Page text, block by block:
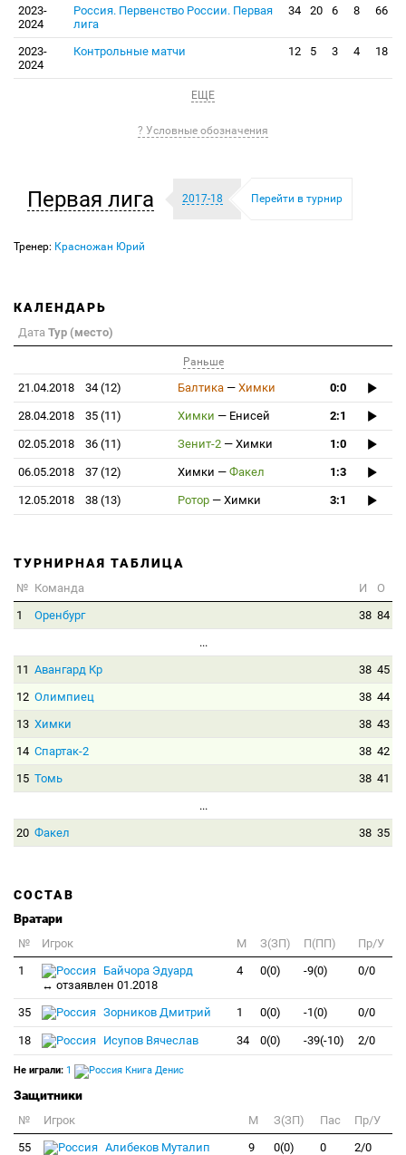
2023-
2024
Россия. Первенство России. Первая
лига
34 20 6 8 66
2023-
2024
Контрольные матчи 12 5 3 4 18
ЕЩЕ
? Условные обозначения
Первая лига 2017-18 Перейти в турнир
Тренер: Красножан Юрий
КАЛЕНДАРЬ
Дата Тур (место)
Раньше
21.04.2018 34 (12) Балтика — Химки 0:0
28.04.2018 35 (11) Химки — Енисей 2:1
02.05.2018 36 (11) Зенит-2 — Химки 1:0
06.05.2018 37 (12) Химки — Факел 1:3
12.05.2018 38 (13) Ротор — Химки 3:1
ТУРНИРНАЯ ТАБЛИЦА
№ Команда И
О
1
Оренбург 38 84
...
11 Авангард Кр 38 45
12 Олимпиец 38 44
13 Химки 38 43
14 Спартак-2 38 42
15 Томь 38 41
...
20 Факел 38 35
СОСТАВ
Вратари
№ Игрок M З(ЗП) П(ПП)
Пр/У
1
Байчора Эдуард
↔ отзаявлен 01.2018
4 0(0) -9(0) 0/0
35 Зорников Дмитрий 1 0(0) -1(0) 0/0
18 Исупов Вячеслав 34 0(0) -39(-10) 2/0
Не играли: 1 Книга Денис
Защитники
№ Игрок M З(ЗП) Пас
Пр/У
55
Алибеков Муталип 9 0(0) 0 2/0